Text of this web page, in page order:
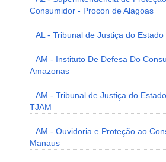
Consumidor - Procon de Alagoas
AL - Tribunal de Justiça do
AM - Instituto De Defesa Do
Amazonas
AM - Tribunal de Justiça do
TJAM
AM - Ouvidoria e Proteção ao
Manaus